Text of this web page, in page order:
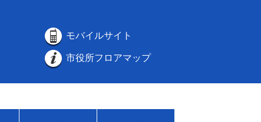
モバイルサイト
市役所フロアマップ